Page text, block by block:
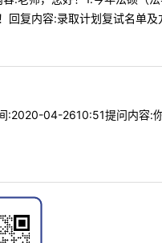
回复内容:录取计划复试名单及
04-2610:51提问内容: